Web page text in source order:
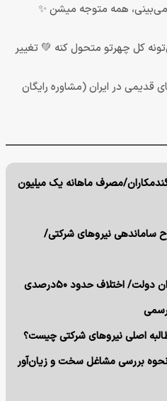
همه متوجه میشن ✨
کل چهرتو متحول کنه 💚 تغییر
قدیمی در ایران (مشاوره رایگان
مصرف ماهانه یک میلیون
ساماندهی نیروهای شرکتی/
شکاف مزدی در ایستگاه کارمندان دولت/ اختلاف حدود ۵۰درصدی
رسمی
اصلی نیروهای شرکتی چیست؟
نحوه بررسی مشاغل سخت و زیان‌آور